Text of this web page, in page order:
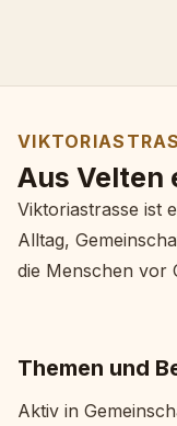
Aus Velten
Viktoriastrasse ist
Alltag,
die Menschen vor
Themen und
Aktiv in